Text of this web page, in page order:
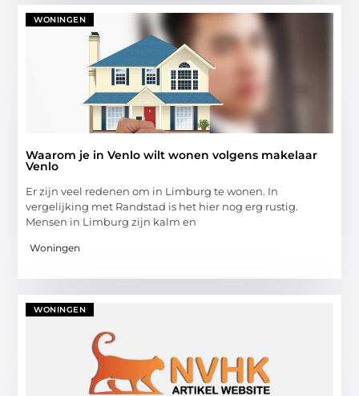
WONINGEN
Waarom je in Venlo wilt wonen volgens makelaar
Venlo
Er zijn veel redenen om in Limburg te wonen. In
vergelijking met Randstad is het hier nog erg rustig.
Mensen in Limburg zijn kalm en
Woningen
WONINGEN